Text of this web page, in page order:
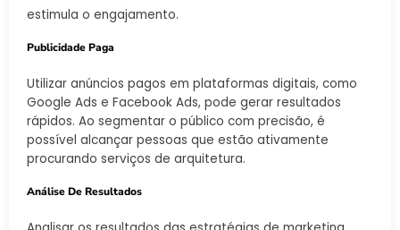
estimula o engajamento.
Publicidade Paga
Utilizar anúncios pagos em plataformas digitais, como
Google Ads e Facebook Ads, pode gerar resultados
rápidos. Ao segmentar o público com precisão, é
possível alcançar pessoas que estão ativamente
procurando serviços de arquitetura.
Análise De Resultados